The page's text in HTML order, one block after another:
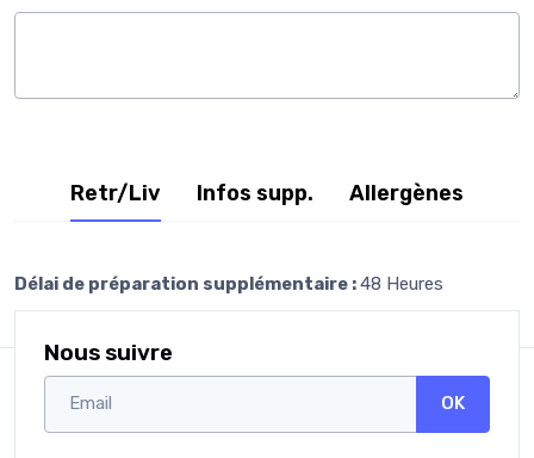
Retr/Liv Infos supp. Allergènes
Délai de préparation supplémentaire :48 Heures
Nous suivre
OK